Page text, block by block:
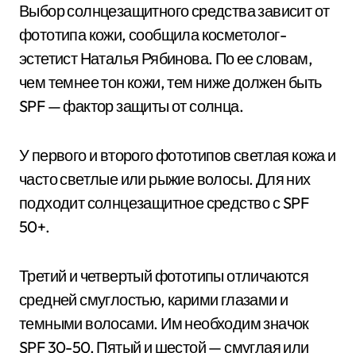
Выбор солнцезащитного средства зависит от
фототипа кожи, сообщила косметолог-
эстетист Наталья Рябинова. По ее словам,
чем темнее тон кожи, тем ниже должен быть
SPF — фактор защиты от солнца.
У первого и второго фототипов светлая кожа и
часто светлые или рыжие волосы. Для них
подходит солнцезащитное средство с SPF
50+.
Третий и четвертый фототипы отличаются
средней смуглостью, карими глазами и
темными волосами. Им необходим значок
SPF 30-50. Пятый и шестой — смуглая или